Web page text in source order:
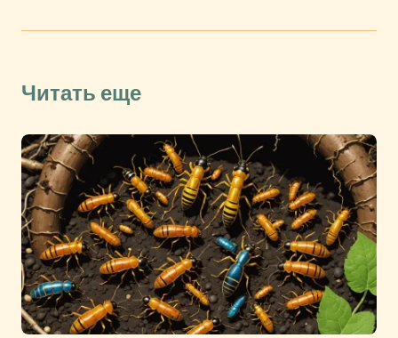
Читать еще